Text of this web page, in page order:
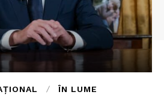
ÎN LUME